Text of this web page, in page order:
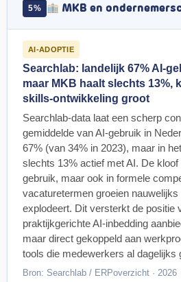
5% MKB en
AI-ADOPTIE
Searchlab: landelijk 67% AI-
maar MKB haalt slechts 13%,
skills-ontwikkeling groot
Searchlab-data laat een scherp
gemiddelde van AI-gebruik in
67% (van 34% in 2023), maar in
slechts 13% actief met AI. De kloof
gebruik, maar ook in formele
vacaturetermen groeien
explodeert. Dit versterkt de positie
praktijkgerichte AI-inbedding
maar direct gekoppeld aan
tools die medewerkers al dagelijks
Bron: Searchlab / ERPoverzicht · 2026